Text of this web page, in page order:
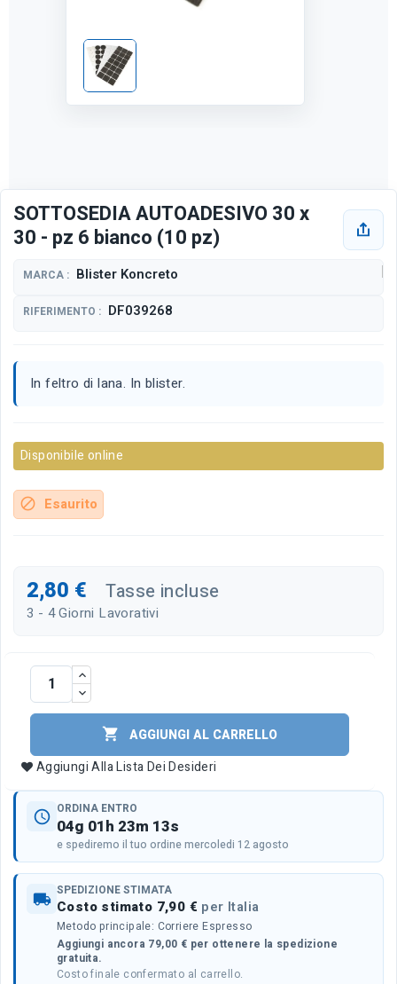
SOTTOSEDIA AUTOADESIVO 30 x
30 - pz 6 bianco (10 pz)
MARCA : Blister Koncreto
RIFERIMENTO : DF039268
In feltro di lana. In blister.
Disponibile online
block Esaurito
2,80 € Tasse incluse
3 - 4 Giorni Lavorativi

AGGIUNGI AL CARRELLO
Aggiungi Alla Lista Dei Desideri
schedule ORDINA ENTRO
04g 01h 23m 13s
e spediremo il tuo ordine mercoledi 12 agosto
local_shipping SPEDIZIONE STIMATA
Costo stimato 7,90 € per Italia
Metodo principale: Corriere Espresso
Aggiungi ancora 79,00 € per ottenere la spedizione
gratuita.
Costo finale confermato al carrello.